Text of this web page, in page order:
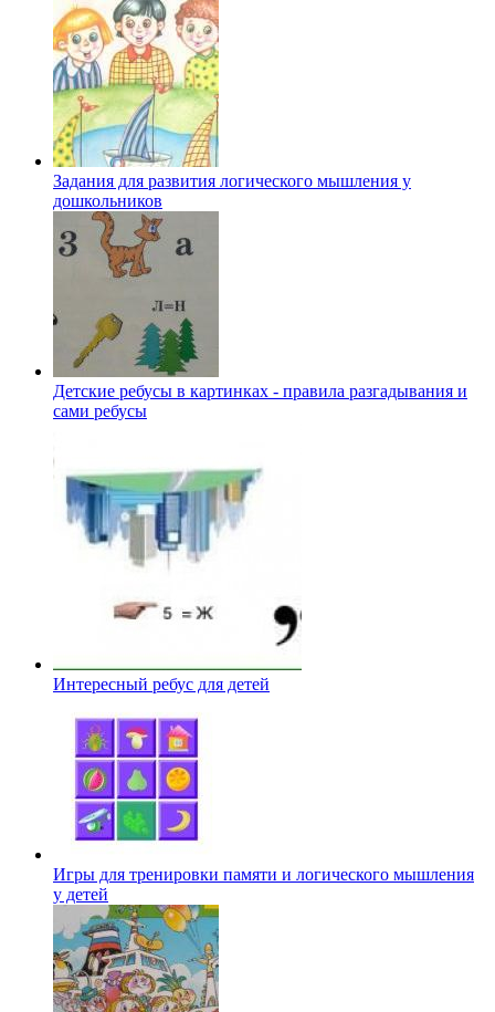
Задания для развития логического мышления у
дошкольников
Детские ребусы в картинках - правила разгадывания и
сами ребусы
Интересный ребус для детей
Игры для тренировки памяти и логического мышления
у детей